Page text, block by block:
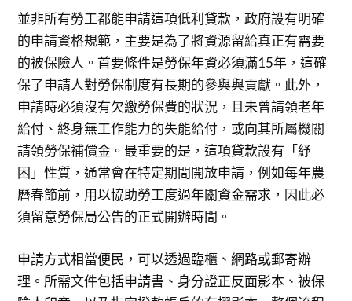
並非所有勞工都能申請這項低利貸款，政府設有明確
的申請資格規範，主要是為了將資源留給真正有需要
的被保險人。首要條件是勞保年資必須滿15年，這確
保了申請人對勞保制度有長期的參與與貢獻。此外，
申請時必須沒有欠繳勞保費的狀況，且未曾請領老年
給付、終身無工作能力的失能給付，或向其所屬機關
請領勞保補償金。最重要的是，這項貸款設有「紓
困」性質，通常會在特定期間開放申請，例如每年農
曆春節前，用以協助勞工度過年關資金需求，因此必
須留意勞保局公告的正式開辦時間。
申請方式相當便民，可以透過臨櫃、網路或郵寄辦
理。所需文件包括申請書、身分證正反面影本、被保